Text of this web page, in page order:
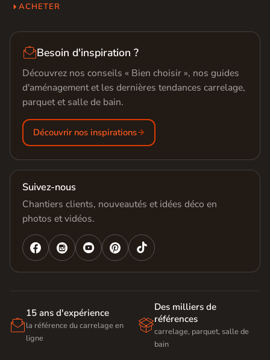
ACHETER
Besoin d'inspiration ?
Découvrez nos conseils « Bien choisir », nos guides
d'aménagement et les dernières tendances carrelage,
parquet et salle de bain.
Découvrir nos inspirations
Suivez-nous
Chantiers clients, nouveautés et idées déco en
photos et vidéos.
   

15 ans d'expérience
la référence du carrelage en
ligne

Des milliers de
références
carrelage, parquet, salle de
bain